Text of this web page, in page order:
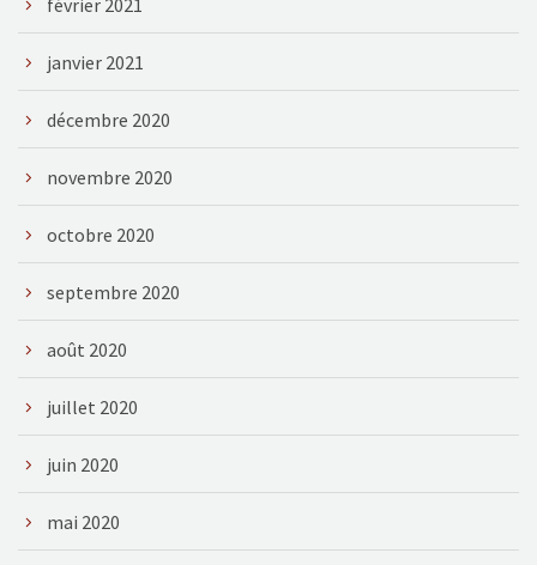
janvier 2021
décembre 2020
novembre 2020
octobre 2020
septembre 2020
août 2020
juillet 2020
juin 2020
mai 2020